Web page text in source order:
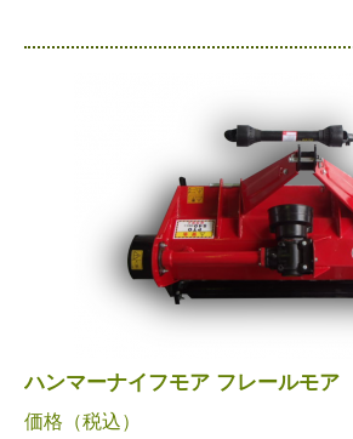
ハンマーナイフモア フレールモ
価格（税込）